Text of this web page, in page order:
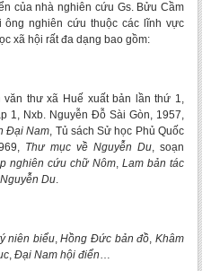
Literature and Films
literature and in the literatures of
Viewed from an East Asian
của nhà nghiên cứu Gs. Bửu Cầm
ông nghiên cứu thuộc các lĩnh vực
xã hội rất đa dạng bao gồm:
văn thư xã Huế xuất bản lần thứ 1,
1, Nxb. Nguyễn Đỗ Sài Gòn, 1957,
Đại Nam, Tủ sách Sử học Phủ Quốc
Thư mục về Nguyễn Du, soạn
nghiên cứu chữ Nôm, Lam bản tác
Du.
niên biểu,Hồng Đức bản đồ,Khâm
, Đại Nam hội điển…